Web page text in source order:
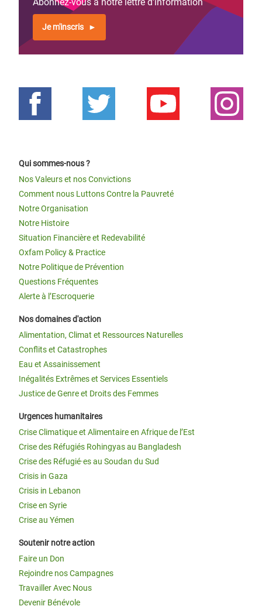
Je m'inscris
Qui sommes-nous ?
Nos Valeurs et nos Convictions
Comment nous Luttons Contre la Pauvreté
Notre Organisation
Notre Histoire
Situation Financière et Redevabilité
Oxfam Policy & Practice
Notre Politique de Prévention
Questions Fréquentes
Alerte à l’Escroquerie
Nos domaines d'action
Alimentation, Climat et Ressources Naturelles
Conflits et Catastrophes
Eau et Assainissement
Inégalités Extrêmes et Services Essentiels
Justice de Genre et Droits des Femmes
Urgences humanitaires
Crise Climatique et Alimentaire en Afrique de l’Est
Crise des Réfugiés Rohingyas au Bangladesh
Crise des Réfugié·es au Soudan du Sud
Crisis in Gaza
Crisis in Lebanon
Crise en Syrie
Crise au Yémen
Soutenir notre action
Faire un Don
Rejoindre nos Campagnes
Travailler Avec Nous
Devenir Bénévole